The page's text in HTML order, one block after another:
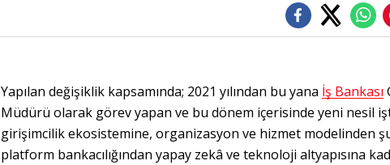
Yapılan değişiklik kapsamında; 2021 yılından bu yana İş Bankası
Müdürü olarak görev yapan ve bu dönem içerisinde yeni nesil
girişimcilik ekosistemine, organizasyon ve hizmet modelinden
platform bankacılığından yapay zekâ ve teknoloji altyapısına